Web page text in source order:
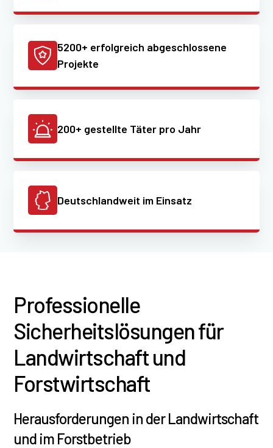
5200+ erfolgreich abgeschlossene
Projekte
200+ gestellte Täter pro Jahr
Deutschlandweit im Einsatz
Professionelle
Sicherheitslösungen für
Landwirtschaft und
Forstwirtschaft
Herausforderungen in der Landwirtschaft
und im Forstbetrieb